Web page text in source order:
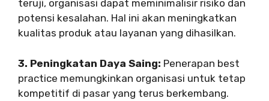
teruji, organisasi dapat meminimalisir risiko dan
potensi kesalahan. Hal ini akan meningkatkan
kualitas produk atau layanan yang dihasilkan.
3. Peningkatan Daya Saing: Penerapan best
practice memungkinkan organisasi untuk tetap
kompetitif di pasar yang terus berkembang.